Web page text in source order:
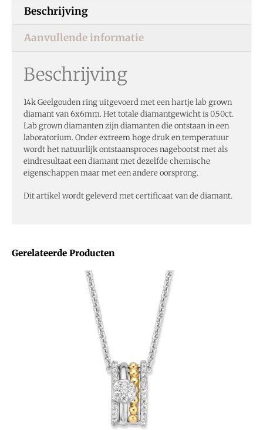
Gerelateerde Producten
Beschrijving
Aanvullende informatie
Beschrijving
14k Geelgouden ring uitgevoerd met een hartje lab grown
diamant van 6x6mm. Het totale diamantgewicht is 0.50ct.
Lab grown diamanten zijn diamanten die ontstaan in een
laboratorium. Onder extreem hoge druk en temperatuur
wordt het natuurlijk ontstaansproces nagebootst met als
eindresultaat een diamant met dezelfde chemische
eigenschappen maar met een andere oorsprong.
Dit artikel wordt geleverd met certificaat van de diamant.